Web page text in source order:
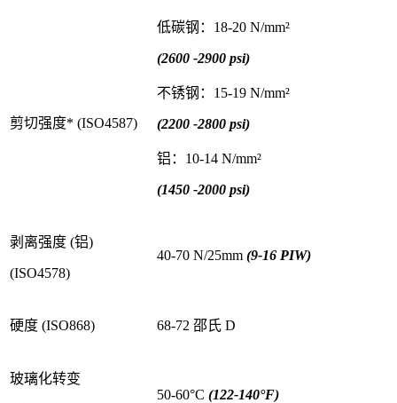
剪切强度* (ISO4587)
低碳钢：18-20 N/mm²
(2600 -2900 psi)
不锈钢：15-19 N/mm²
(2200 -2800 psi)
铝：10-14 N/mm²
(1450 -2000 psi)
剥离强度 (铝)
(ISO4578)
40-70 N/25mm (9-16 PIW)
硬度 (ISO868) 68-72 邵氏 D
玻璃化转变
50-60°C (122-140°F)